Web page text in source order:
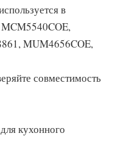
в
MUM4656COE,
совместимость
кухонного